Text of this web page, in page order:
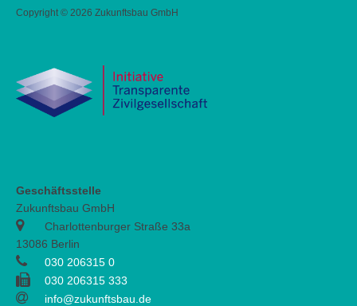
Copyright © 2026 Zukunftsbau GmbH
Geschäftsstelle
Zukunftsbau GmbH
Charlottenburger Straße 33a
13086 Berlin
030 206315 0
030 206315 333
info@zukunftsbau.de